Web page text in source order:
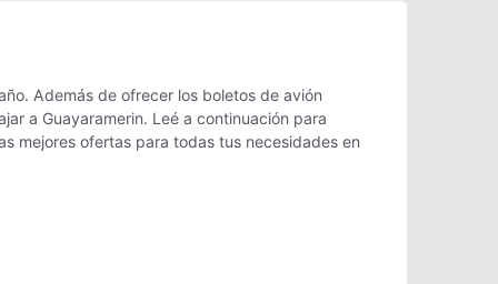
Además de ofrecer los boletos de avión
a Guayaramerin. Leé a continuación para
mejores ofertas para todas tus necesidades en